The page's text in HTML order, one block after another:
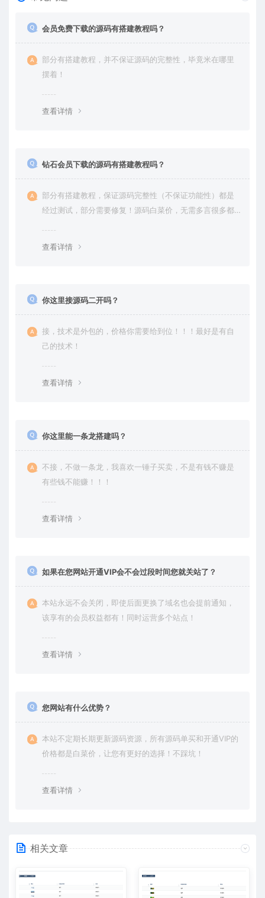
会员免费下载的源码有搭建教程吗？
部分有搭建教程，并不保证源码的完整性，毕竟米在哪里
摆着！
查看详情
钻石会员下载的源码有搭建教程吗？
部分有搭建教程，保证源码完整性（不保证功能性）都是
经过测试，部分需要修复！源码白菜价，无需多言很多都
查看详情
你这里接源码二开吗？
接，技术是外包的，价格你需要给到位！！！最好是有自
己的技术！
查看详情
你这里能一条龙搭建吗？
不接，不做一条龙，我喜欢一锤子买卖，不是有钱不赚是
有些钱不能赚！！！
查看详情
如果在您网站开通VIP会不会过段时间您就关站了？
本站永远不会关闭，即使后面更换了域名也会提前通知，
该享有的会员权益都有！同时运营多个站点！
查看详情
您网站有什么优势？
本站不定期长期更新源码资源，所有源码单买和开通VIP的
价格都是白菜价，让您有更好的选择！不踩坑！
查看详情
相关文章